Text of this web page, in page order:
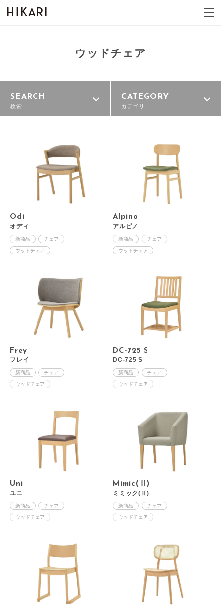
ウッドチェア
SEARCH
検索
CATEGORY
カテゴリ
Odi
オディ
新商品 チェア
ウッドチェア
Alpino
アルピノ
新商品 チェア
ウッドチェア
Frey
フレイ
新商品 チェア
ウッドチェア
DC-725 S
DC-725 S
新商品 チェア
ウッドチェア
Uni
ユニ
新商品 チェア
ウッドチェア
Mimic(Ⅱ)
ミミック(Ⅱ)
新商品 チェア
ウッドチェア